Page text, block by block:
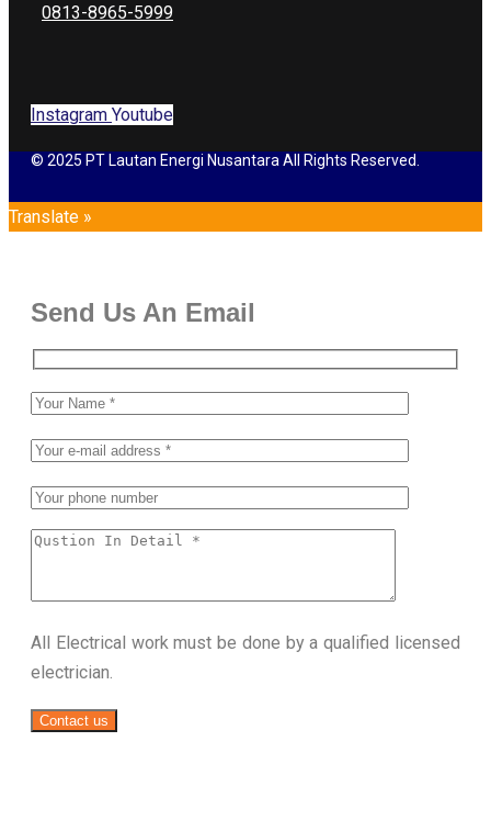
0813-8965-5999
Instagram Youtube
© 2025 PT Lautan Energi Nusantara All Rights Reserved.
Translate »
Send Us An Email
All Electrical work must be done by a qualified licensed
electrician.
Contact us